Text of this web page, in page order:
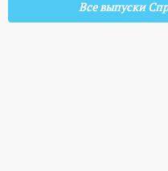
Все выпуски